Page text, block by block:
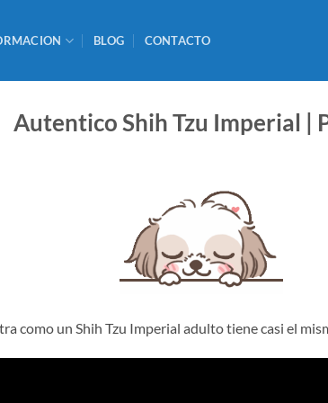
BLOG CONTACTO
Autentico Shih Tzu Imperial |
como un Shih Tzu Imperial adulto tiene casi el